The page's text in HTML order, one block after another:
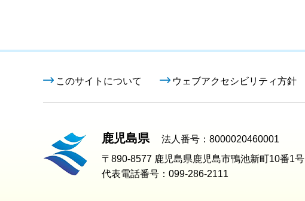
このサイトについて ウェブアクセシビリティ方針
鹿児島県
法人番号：8000020460001
〒890-8577 鹿児島県鹿児島市鴨池新町10番1号
代表電話番号：099-286-2111